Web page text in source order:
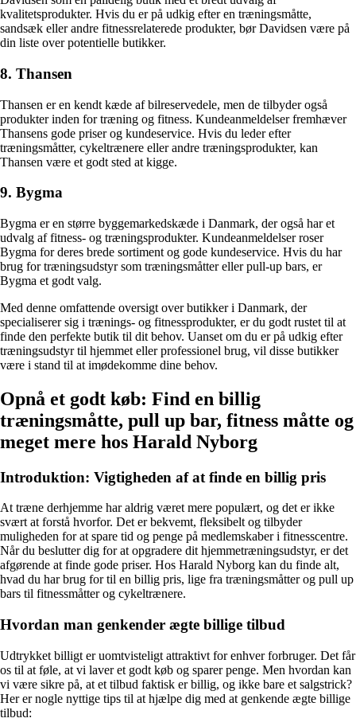
kvalitetsprodukter. Hvis du er på udkig efter en træningsmåtte,
sandsæk eller andre fitnessrelaterede produkter, bør Davidsen være på
din liste over potentielle butikker.
8. Thansen
Thansen er en kendt kæde af bilreservedele, men de tilbyder også
produkter inden for træning og fitness. Kundeanmeldelser fremhæver
Thansens gode priser og kundeservice. Hvis du leder efter
træningsmåtter, cykeltrænere eller andre træningsprodukter, kan
Thansen være et godt sted at kigge.
9. Bygma
Bygma er en større byggemarkedskæde i Danmark, der også har et
udvalg af fitness- og træningsprodukter. Kundeanmeldelser roser
Bygma for deres brede sortiment og gode kundeservice. Hvis du har
brug for træningsudstyr som træningsmåtter eller pull-up bars, er
Bygma et godt valg.
Med denne omfattende oversigt over butikker i Danmark, der
specialiserer sig i trænings- og fitnessprodukter, er du godt rustet til at
finde den perfekte butik til dit behov. Uanset om du er på udkig efter
træningsudstyr til hjemmet eller professionel brug, vil disse butikker
være i stand til at imødekomme dine behov.
Opnå et godt køb: Find en billig
træningsmåtte, pull up bar, fitness måtte og
meget mere hos Harald Nyborg
Introduktion: Vigtigheden af at finde en billig pris
At træne derhjemme har aldrig været mere populært, og det er ikke
svært at forstå hvorfor. Det er bekvemt, fleksibelt og tilbyder
muligheden for at spare tid og penge på medlemskaber i fitnesscentre.
Når du beslutter dig for at opgradere dit hjemmetræningsudstyr, er det
afgørende at finde gode priser. Hos Harald Nyborg kan du finde alt,
hvad du har brug for til en billig pris, lige fra træningsmåtter og pull up
bars til fitnessmåtter og cykeltrænere.
Hvordan man genkender ægte billige tilbud
Udtrykket billigt er uomtvisteligt attraktivt for enhver forbruger. Det får
os til at føle, at vi laver et godt køb og sparer penge. Men hvordan kan
vi være sikre på, at et tilbud faktisk er billig, og ikke bare et salgstrick?
Her er nogle nyttige tips til at hjælpe dig med at genkende ægte billige
tilbud: